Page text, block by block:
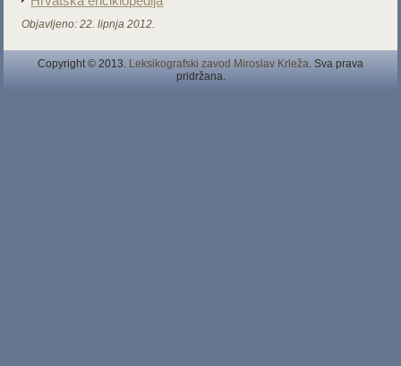
Objavljeno: 22. lipnja 2012.
Copyright © 2013. Leksikografski zavod Miroslav Krleža. Sva prava
pridržana.